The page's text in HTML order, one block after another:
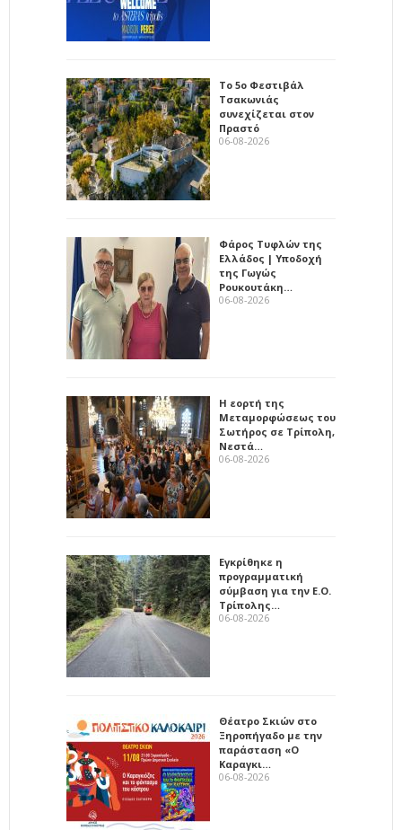
Το 5ο Φεστιβάλ
Τσακωνιάς
συνεχίζεται στον
Πραστό
06-08-2026
Φάρος Τυφλών της
Ελλάδος | Υποδοχή
της Γωγώς
Ρουκουτάκη…
06-08-2026
Η εορτή της
Μεταμορφώσεως του
Σωτήρος σε Τρίπολη,
Νεστά…
06-08-2026
Εγκρίθηκε η
προγραμματική
σύμβαση για την Ε.Ο.
Τρίπολης…
06-08-2026
Θέατρο Σκιών στο
Ξηροπήγαδο με την
παράσταση «Ο
Καραγκι…
06-08-2026